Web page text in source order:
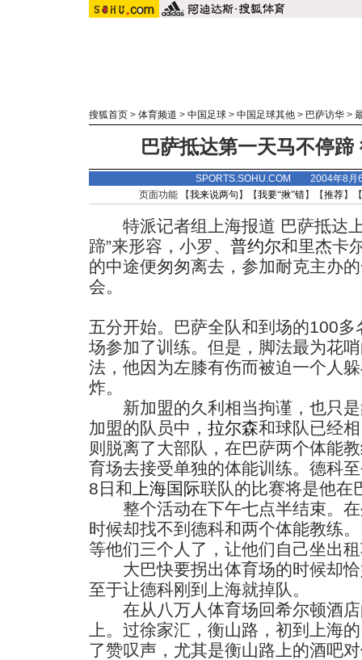
搜狐首页 > 体育频道 > 中国足球 > 中国足球其他 > 巴萨访华 >
巴萨抵达第一天马不停
SPORTS.SOHU.COM 2004年8月
页面功能 【我来说两句 】【我要“揪”错】【推荐】
特派记者组上海报道 巴萨抵达上
蹄”来形容，小罗、 普约尔和里杰卡
的中途便匆匆离去，参加耐克主办
会。
五分开始。巴萨全队和到场的100
场参加了训练。但是，脚法最为花
法，他因为左膝有伤而被迫一个人
炸。
新加盟的久利相当拘谨，也只是
加盟的队员中， 拉尔森和球队已经
则脱离了大部队，在巴萨两个体能
育场去接受单独的体能训练。德科
8日和 上海国际联队的比赛将是他在
整个活动在下午七点半结束。在
时候却找不到德科和两个体能教练
等他们三个人了，让他们自己坐出
大巴快要拐出体育场的时候却恰
至于让德科刚到上海就掉队。
在从八万人体育场回希尔顿酒店
上。过徐家汇，衡山路，初到上海
了赞叹声，尤其是衡山路上的酒吧